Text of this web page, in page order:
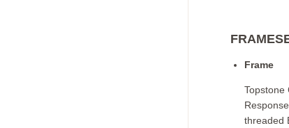
Frame
Topstone
threaded